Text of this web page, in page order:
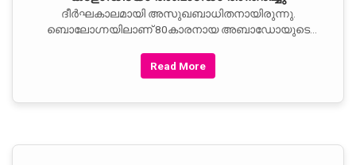
ദീര്‍ഘകാലമായി അസുഖബാധിതനായിരുന്നു.
ബൊലോഗ്നയിലാണ് 80കാരനായ അബാഡോയുടെ
Read More